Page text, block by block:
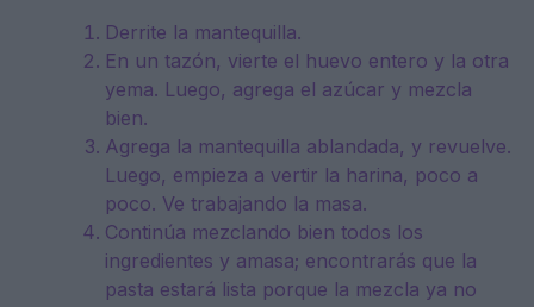
Derrite la mantequilla.
En un tazón, vierte el huevo entero y la otra
yema. Luego, agrega el azúcar y mezcla
bien.
Agrega la mantequilla ablandada, y revuelve.
Luego, empieza a vertir la harina, poco a
poco. Ve trabajando la masa.
Continúa mezclando bien todos los
ingredientes y amasa; encontrarás que la
pasta estará lista porque la mezcla ya no